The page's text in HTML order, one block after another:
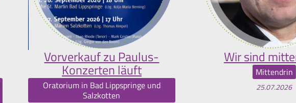
Vorverkauf zu Paulus-
Konzerten läuft
Oratorium in Bad Lippspringe und
Salzkotten
Wir sind
Mittendrin
25.07.2026